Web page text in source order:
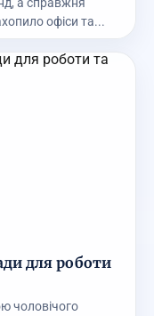
офіси та...
для роботи
чоловічого